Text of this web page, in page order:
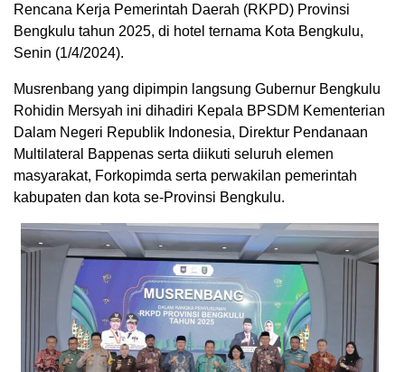
Rencana Kerja Pemerintah Daerah (RKPD) Provinsi
Bengkulu tahun 2025, di hotel ternama Kota Bengkulu,
Senin (1/4/2024).
Musrenbang yang dipimpin langsung Gubernur Bengkulu
Rohidin Mersyah ini dihadiri Kepala BPSDM Kementerian
Dalam Negeri Republik Indonesia, Direktur Pendanaan
Multilateral Bappenas serta diikuti seluruh elemen
masyarakat, Forkopimda serta perwakilan pemerintah
kabupaten dan kota se-Provinsi Bengkulu.